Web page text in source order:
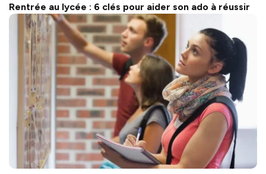
Rentrée au lycée : 6 clés pour aider son ado à réussir